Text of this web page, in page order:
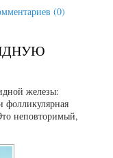
(0)
железы:
фолликулярная
неповторимый,